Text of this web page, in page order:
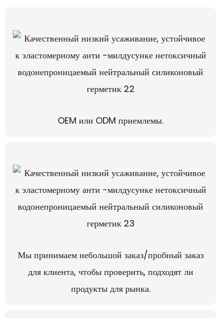
OEM или ODM приемлемы.
Мы принимаем небольшой заказ/пробный заказ
для клиента, чтобы проверить, подходят ли
продукты для рынка.